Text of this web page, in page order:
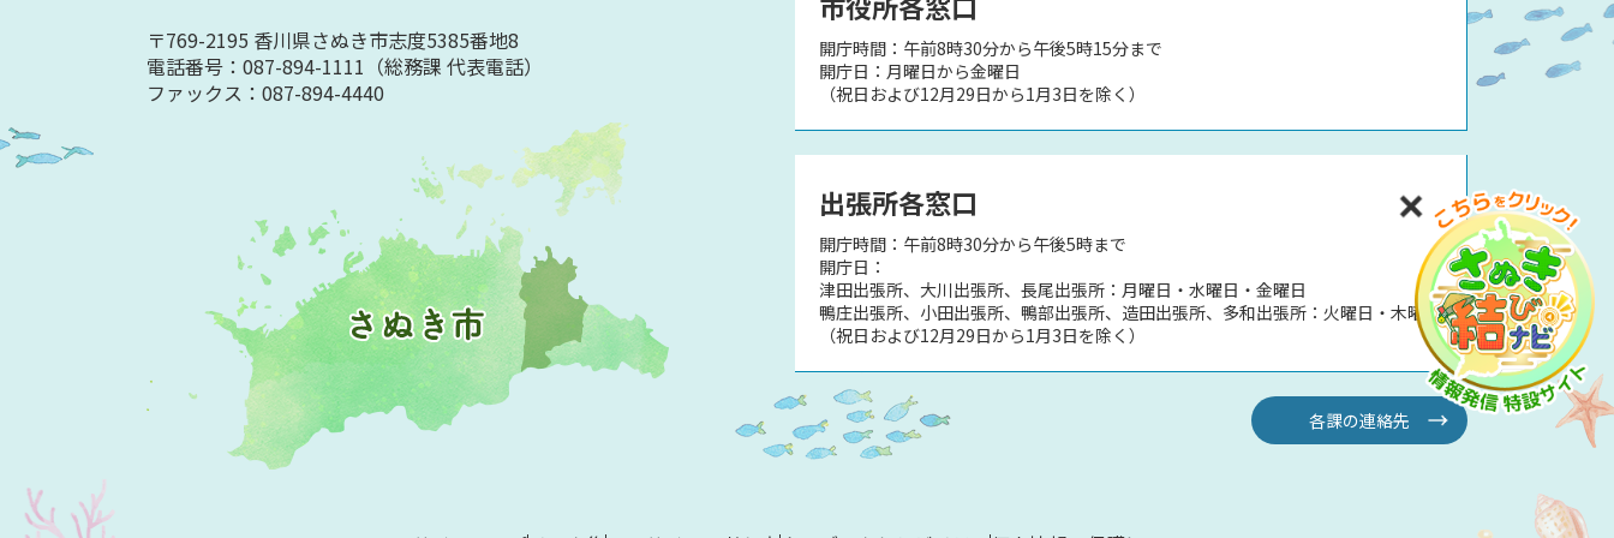
〒769-2195 香川県さぬき市志度5385番地8
電話番号：087-894-1111 （総務課 代表電話）
ファックス：087-894-4440
開庁時間：午前8時30分から午後5時15分まで
開庁日：月曜日から金曜日
（祝日および12月29日から1月3日を除く）
出張所各窓口
開庁時間：午前8時30分から午後5時まで
開庁日：
津田出張所、大川出張所、長尾出張所：月曜日・水曜日・金曜日
鴨庄出張所、小田出張所、鴨部出張所、造田出張所、多和出張所：火曜日・木曜日
（祝日および12月29日から1月3日を除く）
各課の連絡先